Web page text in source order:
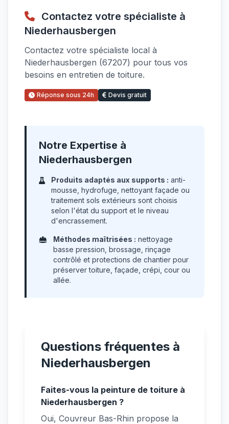
Contactez votre spécialiste à
Niederhausbergen
Contactez votre spécialiste local à
Niederhausbergen (67207) pour tous vos
besoins en entretien de toiture.
Réponse sous 24h Devis gratuit
Notre Expertise à
Niederhausbergen
Produits adaptés aux supports : anti-
mousse, hydrofuge, nettoyant façade ou
traitement sols extérieurs sont choisis
selon l'état du support et le niveau
d'encrassement.
Méthodes maîtrisées : nettoyage
basse pression, brossage, rinçage
contrôlé et protections de chantier pour
préserver toiture, façade, crépi, cour ou
allée.
Questions fréquentes à
Niederhausbergen
Faites-vous la peinture de toiture à
Niederhausbergen ?
Oui, Couvreur Bas-Rhin propose la